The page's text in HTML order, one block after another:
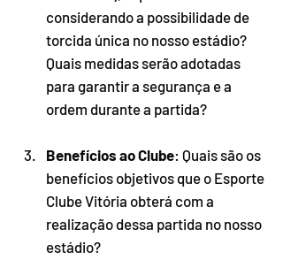
considerando a possibilidade de
torcida única no nosso estádio?
Quais medidas serão adotadas
para garantir a segurança e a
ordem durante a partida?
Benefícios ao Clube: Quais são os
benefícios objetivos que o Esporte
Clube Vitória obterá com a
realização dessa partida no nosso
estádio?